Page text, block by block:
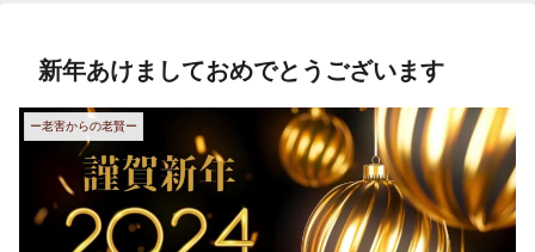
新年あけましておめでとうございます
ー老害からの老賢ー